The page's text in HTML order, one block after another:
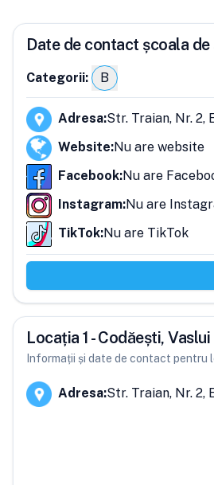
Date de contact școala
Categorii: B
Adresa:Str. Traian, Nr. 2,
Website:Nu are website
Facebook:Nu are
Instagram:Nu are
TikTok:Nu are TikTok
Locația 1 - Codăești, Vaslui
Informații și date de contact pentru
Adresa:Str. Traian, Nr. 2,